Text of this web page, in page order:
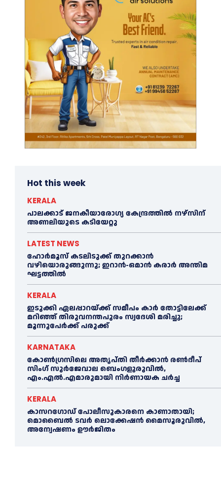
Hot this week
KERALA
പാലക്കാട് ജനകീയാരോഗ്യ കേന്ദ്രത്തില്‍ നഴ്‌സിന്
അണലിയുടെ കടിയേറ്റു
LATEST NEWS
ഹോർമൂസ് കടലിടുക്ക് തുറക്കാൻ
വഴിയൊരുങ്ങുന്നു; ഇറാൻ-ഒമാൻ കരാർ അന്തിമ
ഘട്ടത്തിൽ
KERALA
ഇടുക്കി ഏലപ്പാറയ്ക്ക് സമീപം കാര്‍ തോട്ടിലേക്ക്
മറിഞ്ഞ് തിരുവനന്തപുരം സ്വദേശി മരിച്ചു;
മൂന്നുപേര്‍ക്ക് പരുക്ക്
KARNATAKA
കോൺഗ്രസിലെ അതൃപ്തി തീർക്കാൻ രൺദീപ്
സിംഗ് സുര്‍ജേവാല ബെംഗളൂരുവിൽ,
എം.എൽ.എമാരുമായി നിർണായക ചർച്ച
KERALA
കാസറഗോഡ്‌ പോലീസുകാരനെ കാണാതായി;
മൊബൈൽ ടവർ ലൊക്കേഷൻ മൈസൂരുവിൽ,
അന്വേഷണം ഊർജിതം